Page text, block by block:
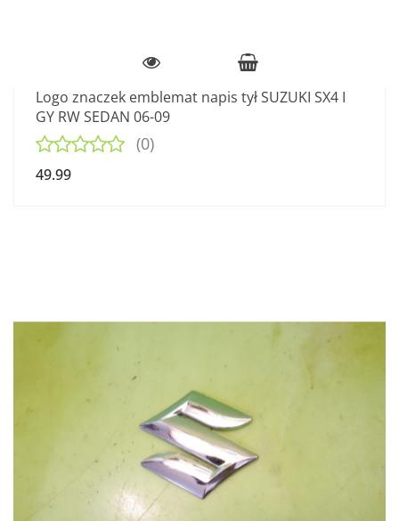
Logo znaczek emblemat napis tył SUZUKI SX4 I
GY RW SEDAN 06-09
(0)
49.99